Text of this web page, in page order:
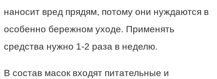
наносит вред прядям, потому они нуждаются в
особенно бережном уходе. Применять
средства нужно 1-2 раза в неделю.
В состав масок входят питательные и